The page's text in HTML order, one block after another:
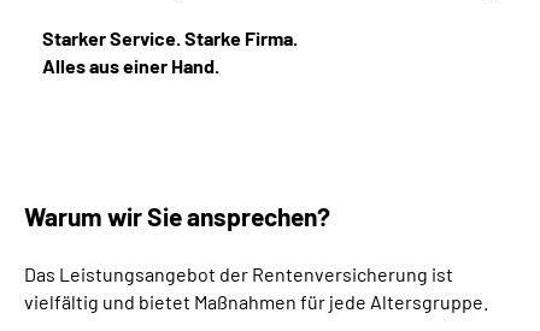
Starker Service. Starke Firma.
Alles aus einer Hand.
Warum wir Sie ansprechen?
Das Leistungsangebot der Rentenversicherung ist
vielfältig und bietet Maßnahmen für jede Altersgruppe.